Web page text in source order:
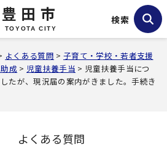
豊田市
TOYOTA CITY
検索
よくある質問 >子育て・学校・若者支援
成 > 児童扶養手当 > 児童扶養手当につ
たが、現況届の案内がきました。手続き
よくある質問